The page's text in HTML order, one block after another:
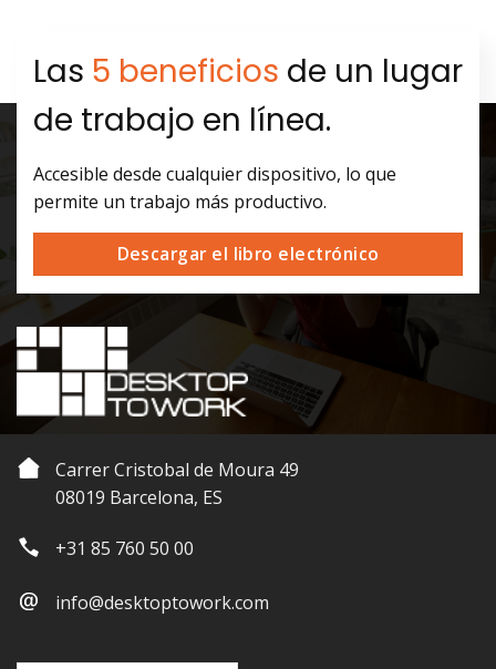
Las 5 beneficios de un lugar
de trabajo en línea.
Accesible desde cualquier dispositivo, lo que
permite un trabajo más productivo.
Descargar el libro electrónico
Carrer Cristobal de Moura 49
08019 Barcelona, ES
+31 85 760 50 00
info@desktoptowork.com